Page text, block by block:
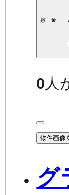
敷 金-----
0 人
物件画像
グ